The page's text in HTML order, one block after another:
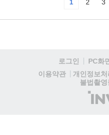
1 2 3
로그인 PC화
이용약관
개인정보처
불법촬영